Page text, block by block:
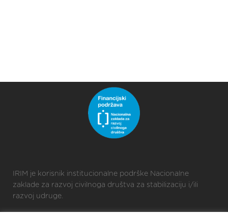
IRIM je korisnik institucionalne podrške Nacionalne
zaklade za razvoj civilnoga društva za stabilizaciju i/ili
razvoj udruge.